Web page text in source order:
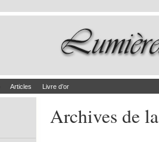
Articles Livre d’or
Archives de